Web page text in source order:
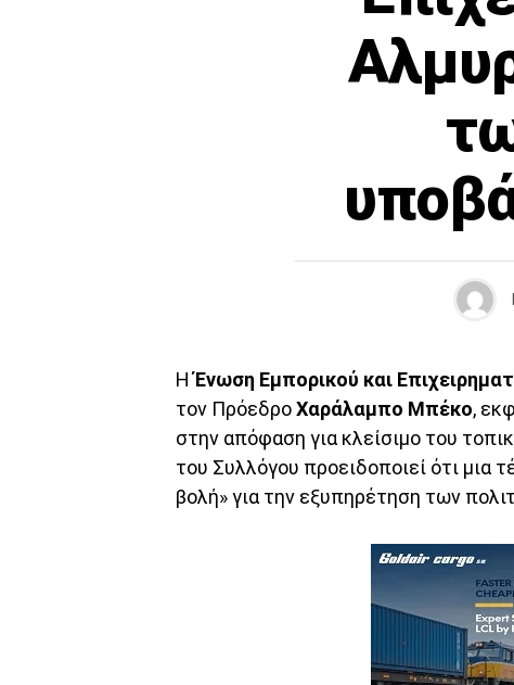
ΗΈνωση Εμπορικού και
τον ΠρόεδροΧαράλαμπο Μπέκο,
στην απόφαση για κλείσιμο του
του Συλλόγου προειδοποιεί ότι μια
βολή» για την εξυπηρέτηση των